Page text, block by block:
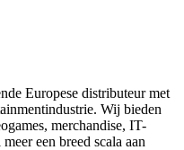
Europese distributeur met
Wij bieden
merchandise, IT-
een breed scala aan